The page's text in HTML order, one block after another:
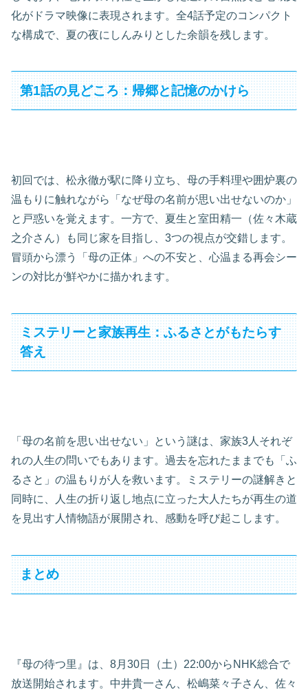
化がドラマ映像に表現されます。全4話予定のコンパクト
な構成で、夏の夜にしんみりとした余韻を残します。
第1話の見どころ：帰郷と記憶のかけら
初回では、松永徹が駅に降り立ち、母の手料理や囲炉裏の
温もりに触れながら「なぜ母の名前が思い出せないのか」
と戸惑いを覚えます。一方で、夏生と室田精一（佐々木蔵
之介さん）も同じ家を目指し、3つの視点が交錯します。
冒頭から漂う「母の正体」への不安と、心温まる再会シー
ンの対比が鮮やかに描かれます。
ミステリーと家族再生：ふるさとがもたらす
答え
「母の名前を思い出せない」という謎は、家族3人それぞ
れの人生の問いでもあります。過去を忘れたままでも「ふ
るさと」の温もりが人を救います。ミステリーの謎解きと
同時に、人生の折り返し地点に立った大人たちが再生の道
を見出す人情物語が展開され、感動を呼び起こします。
まとめ
『母の待つ里』は、8月30日（土）22:00からNHK総合で
放送開始されます。中井貴一さん、松嶋菜々子さん、佐々